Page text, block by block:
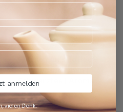
Gentleman's Toffee® -
Tee mit Sprüchen |
Schwarztee | Aroma
€5,95
€119,00 / kg
anmelden
vielen Dank.